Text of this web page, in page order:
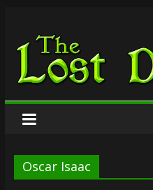
springen
The
Lost
Dungeon
Oscar Isaac